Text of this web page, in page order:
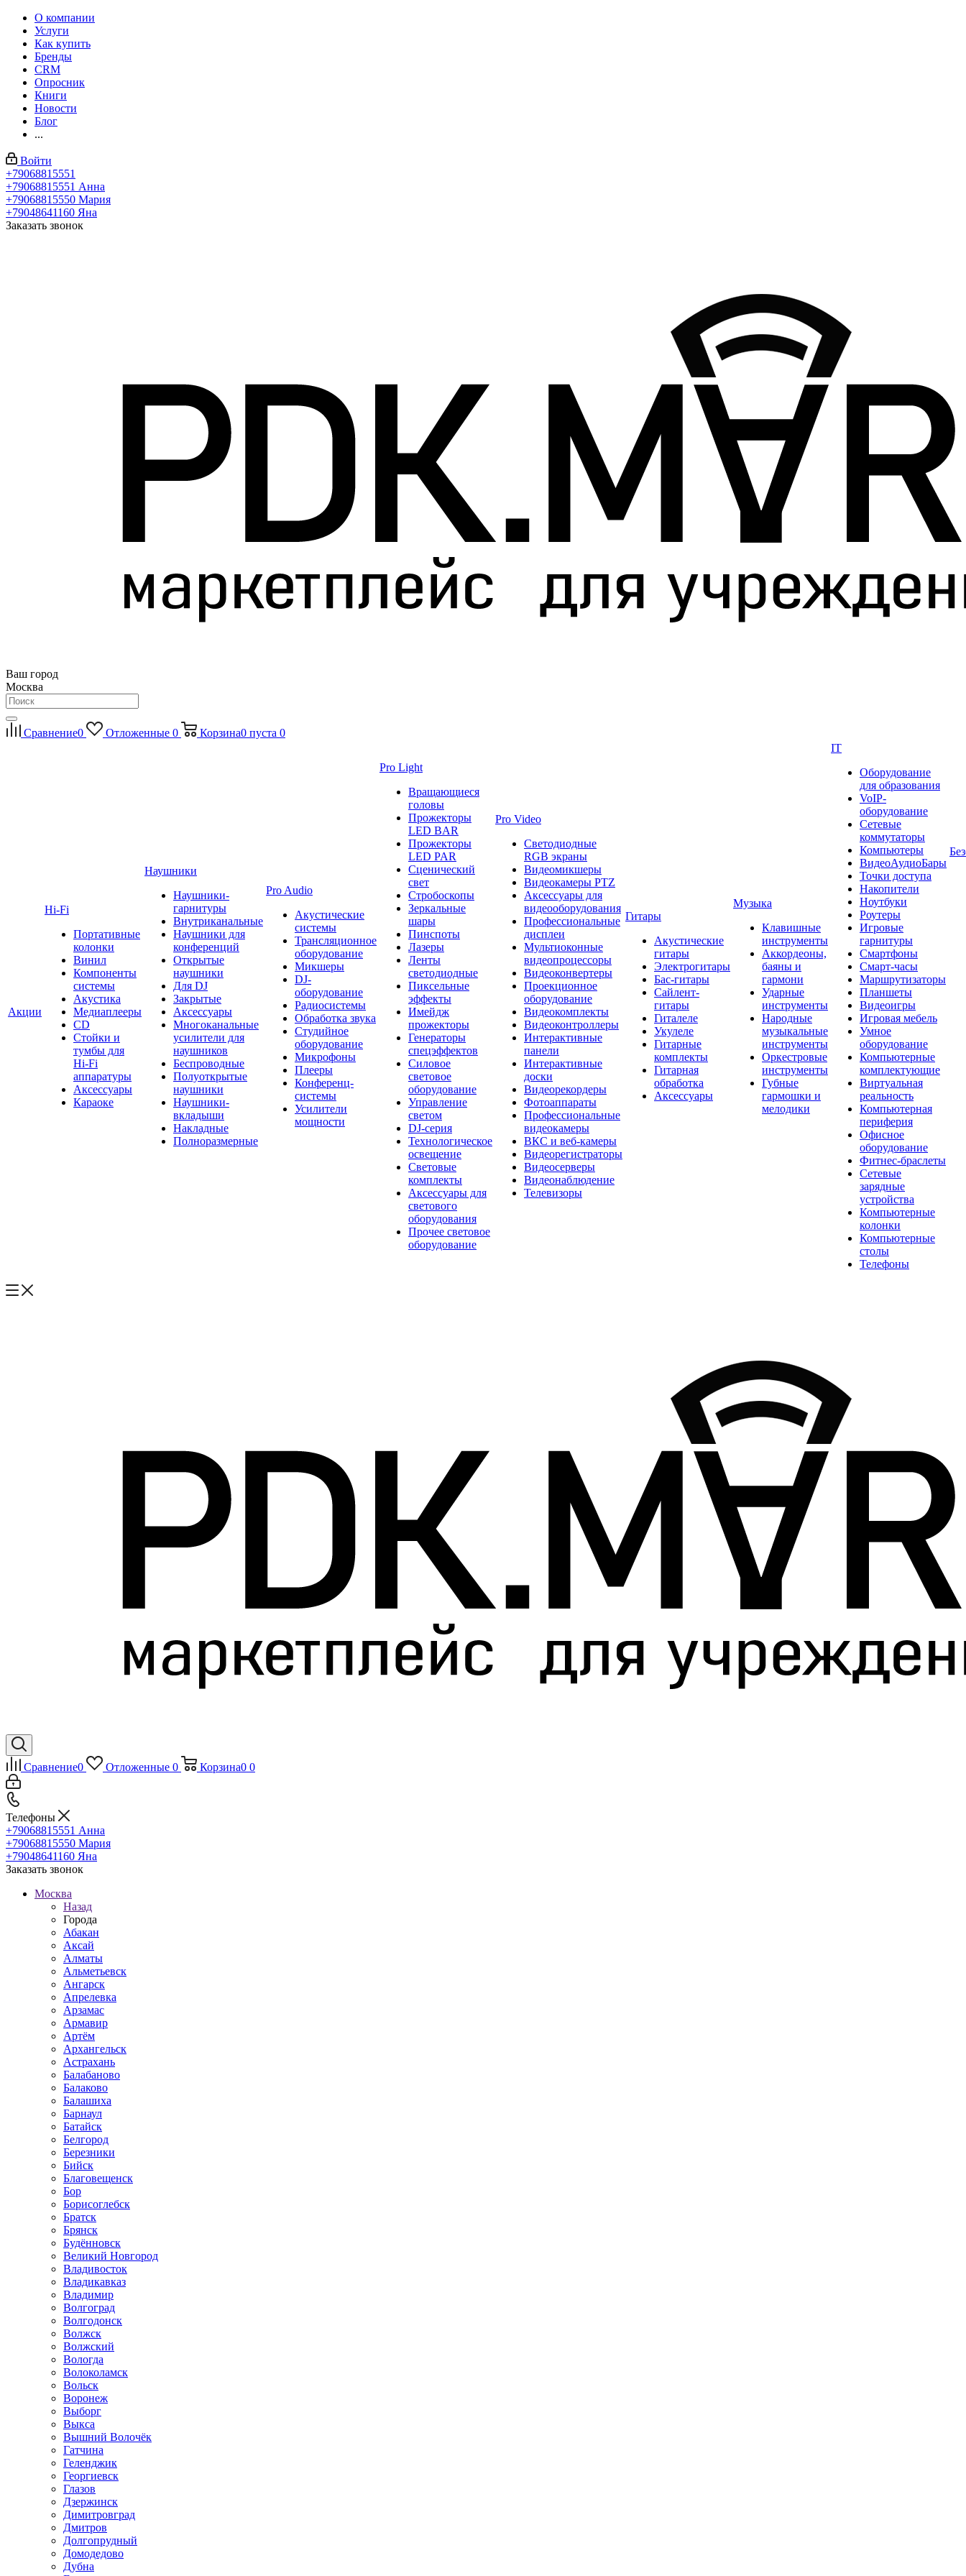
О компании
Услуги
Как купить
Бренды
CRM
Опросник
Книги
Новости
Блог
...
Войти
+79068815551
+79068815551 Анна
+79068815550 Мария
+79048641160 Яна
Заказать звонок
Ваш город
Москва
Сравнение0 Отложенные 0 Корзина0 пуста 0
Акции
Hi-Fi
Портативные
колонки
Винил
Компоненты
системы
Акустика
Медиаплееры
CD
Стойки и
тумбы для
Hi-Fi
аппаратуры
Аксессуары
Караоке
Наушники
Наушники-
гарнитуры
Внутриканальные
Наушники для
конференций
Открытые
наушники
Для DJ
Закрытые
Аксессуары
Многоканальные
усилители для
наушников
Беспроводные
Полуоткрытые
наушники
Наушники-
вкладыши
Накладные
Полноразмерные
Pro Audio
Акустические
системы
Трансляционное
оборудование
Микшеры
DJ-
оборудование
Радиосистемы
Обработка звука
Студийное
оборудование
Микрофоны
Плееры
Конференц-
системы
Усилители
мощности
Pro Light
Вращающиеся
головы
Прожекторы
LED BAR
Прожекторы
LED PAR
Сценический
свет
Стробоскопы
Зеркальные
шары
Пинспоты
Лазеры
Ленты
светодиодные
Пиксельные
эффекты
Имейдж
прожекторы
Генераторы
спецэффектов
Силовое
световое
оборудование
Управление
светом
DJ-серия
Технологическое
освещение
Световые
комплекты
Аксессуары для
светового
оборудования
Прочее световое
оборудование
Pro Video
Светодиодные
RGB экраны
Видеомикшеры
Видеокамеры PTZ
Аксессуары для
видеооборудования
Профессиональные
дисплеи
Мультиоконные
видеопроцессоры
Видеоконвертеры
Проекционное
оборудование
Видеокомплекты
Видеоконтроллеры
Интерактивные
панели
Интерактивные
доски
Видеорекордеры
Фотоаппараты
Профессиональные
видеокамеры
ВКС и веб-камеры
Видеорегистраторы
Видеосерверы
Видеонаблюдение
Телевизоры
Гитары
Акустические
гитары
Электрогитары
Бас-гитары
Сайлент-
гитары
Гиталеле
Укулеле
Гитарные
комплекты
Гитарная
обработка
Аксессуары
Музыка
Клавишные
инструменты
Аккордеоны,
баяны и
гармони
Ударные
инструменты
Народные
музыкальные
инструменты
Оркестровые
инструменты
Губные
гармошки и
мелодики
IT
Оборудование
для образования
VoIP-
оборудование
Сетевые
коммутаторы
Компьютеры
ВидеоАудиоБары
Точки доступа
Накопители
Ноутбуки
Роутеры
Игровые
гарнитуры
Смартфоны
Смарт-часы
Маршрутизаторы
Планшеты
Видеоигры
Игровая мебель
Умное
оборудование
Компьютерные
комплектующие
Виртуальная
реальность
Компьютерная
периферия
Офисное
оборудование
Фитнес-браслеты
Сетевые
зарядные
устройства
Компьютерные
колонки
Компьютерные
столы
Телефоны
Сравнение0 Отложенные 0 Корзина0 0
Телефоны
+79068815551 Анна
+79068815550 Мария
+79048641160 Яна
Заказать звонок
Москва
Назад
Города
Абакан
Аксай
Алматы
Альметьевск
Ангарск
Апрелевка
Арзамас
Армавир
Артём
Архангельск
Астрахань
Балабаново
Балаково
Балашиха
Барнаул
Батайск
Белгород
Березники
Бийск
Благовещенск
Бор
Борисоглебск
Братск
Брянск
Будённовск
Великий Новгород
Владивосток
Владикавказ
Владимир
Волгоград
Волгодонск
Волжск
Волжский
Вологда
Волоколамск
Вольск
Воронеж
Выборг
Выкса
Вышний Волочёк
Гатчина
Геленджик
Георгиевск
Глазов
Дзержинск
Димитровград
Дмитров
Долгопрудный
Домодедово
Дубна